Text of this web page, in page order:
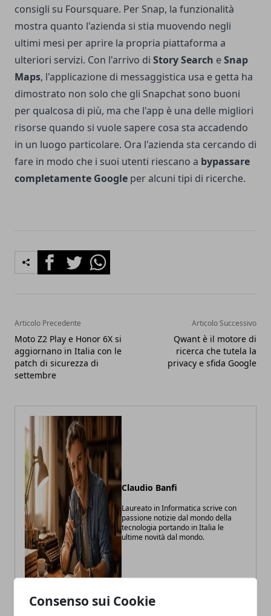
Consenso sui Cookie
consigli su Foursquare. Per Snap, la funzionalità
mostra quanto l'azienda si stia muovendo negli
ultimi mesi per aprire la propria piattaforma a
ulteriori servizi. Con l'arrivo di Story Search eSnap
Maps, l'applicazione di messaggistica usa e getta ha
dimostrato non solo che gli Snapchat sono buoni
per qualcosa di più, ma che l'app è una delle migliori
risorse quando si vuole sapere cosa sta accadendo
in un luogo particolare. Ora l'azienda sta cercando di
fare in modo che i suoi utenti riescano a bypassare
completamente Google per alcuni tipi di ricerche.
FacebookTwitterWhatsapp
Articolo Precedente
Moto Z2 Play e Honor 6X si
aggiornano in Italia con le
patch di sicurezza di
settembre
Articolo Successivo
Qwant è il motore di
ricerca che tutela la
privacy e sfida Google
Claudio Banfi
Laureato in Informatica scrive con
passione notizie dal mondo della
tecnologia portando in Italia le
ultime novità dal mondo.